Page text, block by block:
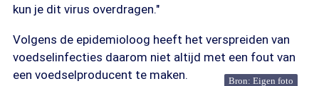
kun je dit virus overdragen."
Volgens de epidemioloog heeft het verspreiden van
voedselinfecties daarom niet altijd met een fout van
een voedselproducent te maken.
Bron: Eigen foto